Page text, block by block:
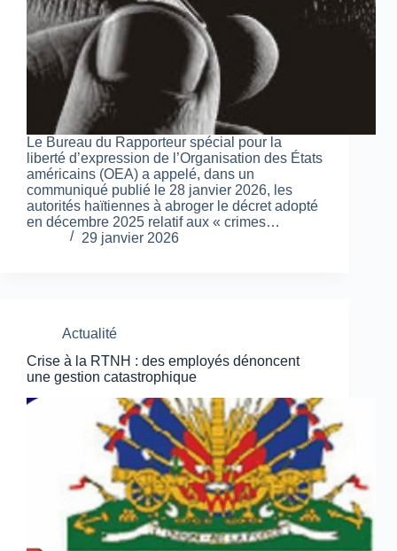
Le Bureau du Rapporteur spécial pour la
liberté d’expression de l’Organisation des États
américains (OEA) a appelé, dans un
communiqué publié le 28 janvier 2026, les
autorités haïtiennes à abroger le décret adopté
en décembre 2025 relatif aux « crimes…
29 janvier 2026
Actualité
Crise à la RTNH : des employés dénoncent
une gestion catastrophique